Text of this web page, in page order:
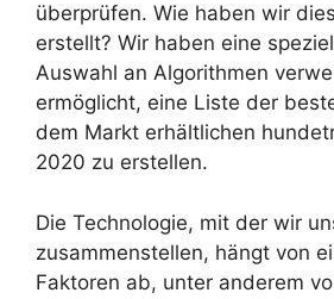
überprüfen. Wie haben wir
erstellt? Wir haben eine
Auswahl an Algorithmen
ermöglicht, eine Liste der
dem Markt erhältlichen
2020 zu erstellen.
Die Technologie, mit der wir
zusammenstellen, hängt von
Faktoren ab, unter anderem